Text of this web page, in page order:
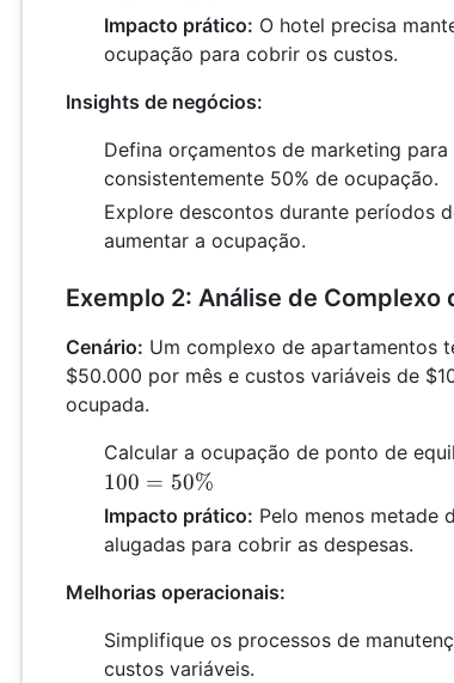
Impacto prático: O hotel precisa
ocupação para cobrir os custos.
Insights de negócios:
Defina orçamentos de marketing
consistentemente 50% de ocupação.
Explore descontos durante períodos
aumentar a ocupação.
Exemplo 2: Análise de
Cenário: Um complexo de apartamentos
$50.000 por mês e custos variáveis de
ocupada.
Calcular a ocupação de ponto de
100 = 50%
Impacto prático: Pelo menos metade
alugadas para cobrir as despesas.
Melhorias operacionais:
Simplifique os processos de
custos variáveis.